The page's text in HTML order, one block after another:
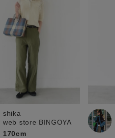
shika
web store BINGOYA
170cm